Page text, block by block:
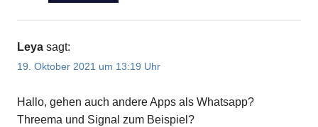
Leya sagt:
19. Oktober 2021 um 13:19 Uhr
Hallo, gehen auch andere Apps als Whatsapp?
Threema und Signal zum Beispiel?